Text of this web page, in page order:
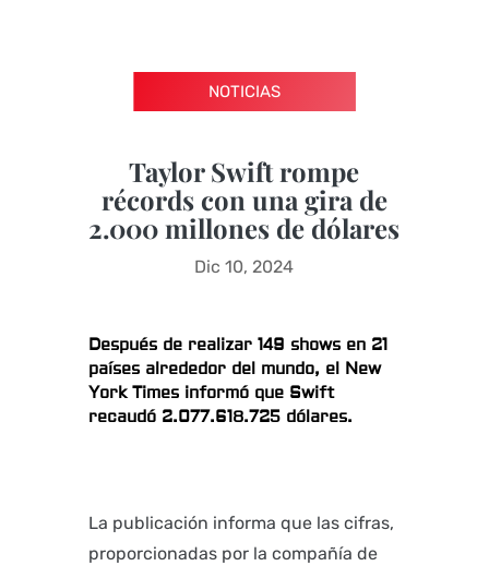
NOTICIAS
Taylor Swift rompe
récords con una gira de
2.000 millones de dólares
Dic 10, 2024
Después de realizar 149 shows en 21
países alrededor del mundo, el New
York Times informó que Swift
recaudó 2.077.618.725 dólares.
La publicación informa que las cifras,
proporcionadas por la compañía de